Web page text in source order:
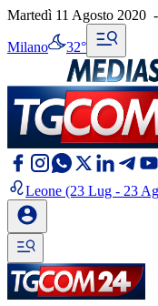
Martedì 11 Agosto 2020 -
Milano 32°
Leone (23 Lug - 23